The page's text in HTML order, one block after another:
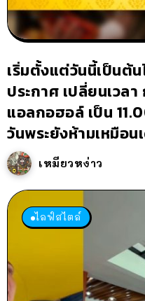
เริ่มตั้งแต่วันนี้เป็นต้
ประกาศ เปลี่ยนเวล
แอลกอฮอล์ เป็น
วันพระยังห้ามเหมือน
เหมียวหง่าว
ไลฟ์สไตล์